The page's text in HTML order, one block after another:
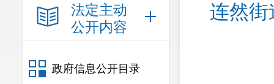
法定主动
公开内容
政府信息公开目录
连然街